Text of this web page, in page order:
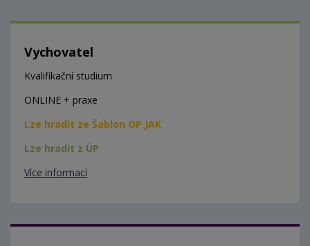
Vychovatel
Kvalifikační studium
ONLINE + praxe
Lze hradit ze Šablon OP JAK
Lze hradit z ÚP
Více informací